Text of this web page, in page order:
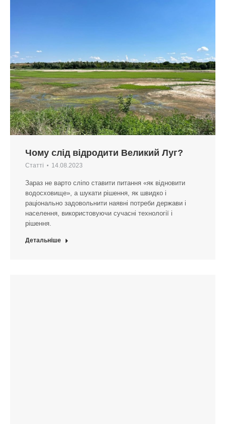
Чому слід відродити Великий Луг?
Статті 14.08.2023
Зараз не варто сліпо ставити питання «як відновити
водосховище», а шукати рішення, як швидко і
раціонально задовольнити наявні потреби держави і
населення, використовуючи сучасні технології і
рішення.
Детальніше